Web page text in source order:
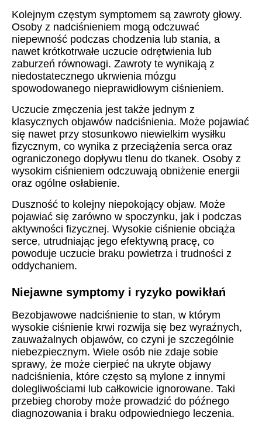
Kolejnym częstym symptomem są zawroty głowy.
Osoby z nadciśnieniem mogą odczuwać
niepewność podczas chodzenia lub stania, a
nawet krótkotrwałe uczucie odrętwienia lub
zaburzeń równowagi. Zawroty te wynikają z
niedostatecznego ukrwienia mózgu
spowodowanego nieprawidłowym ciśnieniem.
Uczucie zmęczenia jest także jednym z
klasycznych objawów nadciśnienia. Może pojawiać
się nawet przy stosunkowo niewielkim wysiłku
fizycznym, co wynika z przeciążenia serca oraz
ograniczonego dopływu tlenu do tkanek. Osoby z
wysokim ciśnieniem odczuwają obniżenie energii
oraz ogólne osłabienie.
Duszność to kolejny niepokojący objaw. Może
pojawiać się zarówno w spoczynku, jak i podczas
aktywności fizycznej. Wysokie ciśnienie obciąża
serce, utrudniając jego efektywną pracę, co
powoduje uczucie braku powietrza i trudności z
oddychaniem.
Niejawne symptomy i ryzyko powikłań
Bezobjawowe nadciśnienie to stan, w którym
wysokie ciśnienie krwi rozwija się bez wyraźnych,
zauważalnych objawów, co czyni je szczególnie
niebezpiecznym. Wiele osób nie zdaje sobie
sprawy, że może cierpieć na ukryte objawy
nadciśnienia, które często są mylone z innymi
dolegliwościami lub całkowicie ignorowane. Taki
przebieg choroby może prowadzić do późnego
diagnozowania i braku odpowiedniego leczenia.